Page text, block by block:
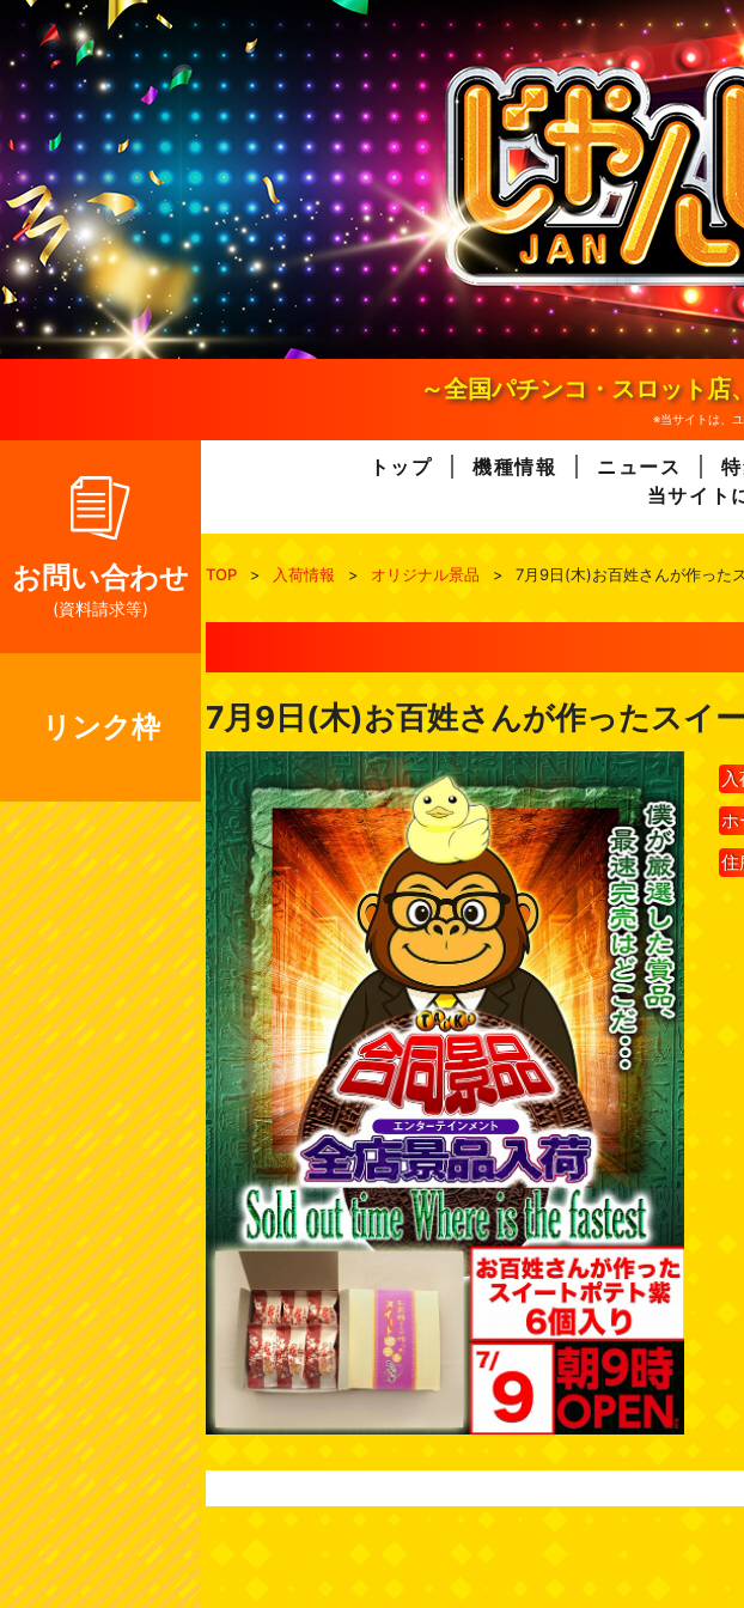
n
e
n
～全国パチンコ・スロット
※当サイトは、
お問い合わせ
(資料請求等)
リンク枠
トップ 機種情報 ニュース
当サイト
TOP > 入荷情報 > オリジナル景品 > 7月9日(木)お百姓さんが作った
7月9日(木)お百姓さんが作ったスイ
ホ
住